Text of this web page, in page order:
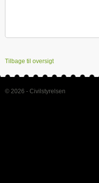
Tilbage til oversigt
© 2026 - Civilstyrelsen